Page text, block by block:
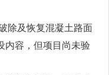
除及恢复混凝土路面
内容，但项目尚未验